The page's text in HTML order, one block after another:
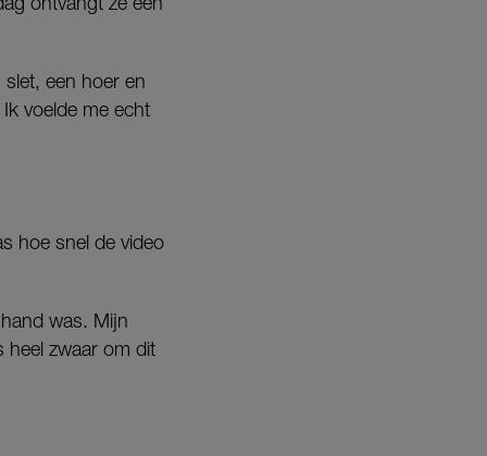
een hoer en
voelde me echt
hoe snel de video
was. Mijn
zwaar om dit